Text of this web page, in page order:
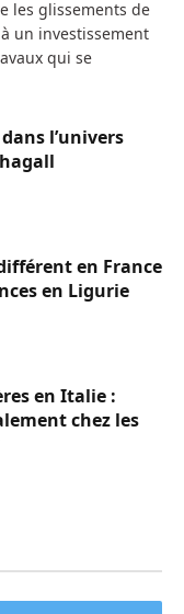
les glissements de
un investissement
qui se
l’univers
en France
en Ligurie
en Italie :
chez les